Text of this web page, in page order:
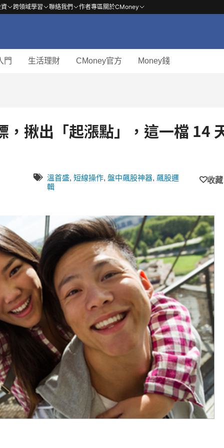
跨領域學習 聯絡我們 作者專區關於CMoney
門 生活理財 CMoney官方 Money錢
，揪出「起漲點」，這一檔 14
溫首盛, 短線操作, 盤中飆股神器, 飆股邏
輯
收藏